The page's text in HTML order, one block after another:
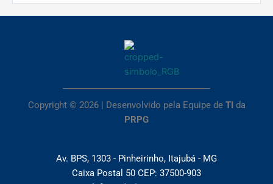
Copyright © 2026 | Desenvolvido pela Equipe de TIda
PRPG
Av. BPS, 1303 - Pinheirinho, Itajubá - MG
Caixa Postal 50 CEP: 37500-903